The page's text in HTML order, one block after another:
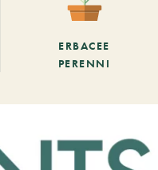
ERBACEE
PERENNI